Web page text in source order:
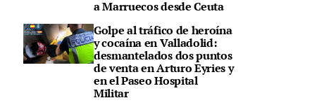
a Marruecos desde Ceuta
Golpe al tráfico de heroína
y cocaína en Valladolid:
desmantelados dos puntos
de venta en Arturo Eyries y
en el Paseo Hospital
Militar